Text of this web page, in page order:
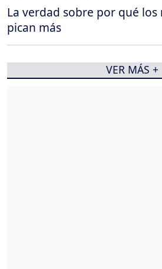
La verdad sobre por qué
pican más
VER MÁS +